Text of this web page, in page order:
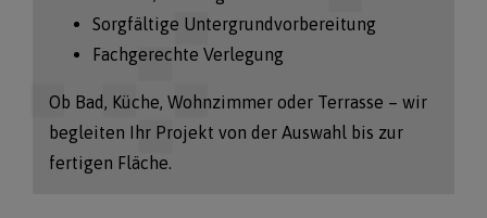
Sorgfältige Untergrundvorbereitung
Fachgerechte Verlegung
Ob Bad, Küche, Wohnzimmer oder Terrasse – wir
begleiten Ihr Projekt von der Auswahl bis zur
fertigen Fläche.